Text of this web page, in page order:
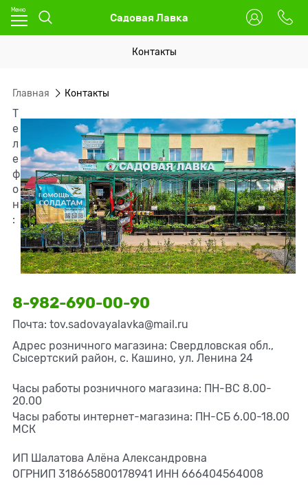
Садовая Лавка
Контакты
Главная Контакты
Т
е
л
е
ф
о
н
:
8-982-690-00-90
Почта: tov.sadovayalavka@mail.ru
Адрес розничного магазина: Свердловская обл.,
Сысертский район, с. Кашино, ул. Ленина 24
Часы работы розничного магазина: ПН-ВС 8.00-
20.00
Часы работы интернет-магазина: ПН-СБ 6.00-18.00
МСК
ИП Шалатова Алёна Александровна
ОГРНИП 318665800178941 ИНН 666404564008